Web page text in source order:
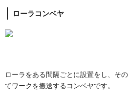
ローラコンベヤ
ローラをある間隔ごとに設置をし、そ
てワークを搬送するコンベヤです。